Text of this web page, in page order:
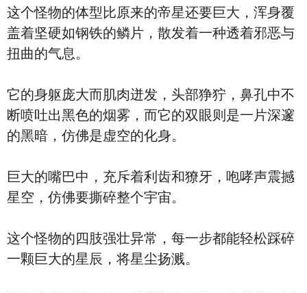
这个怪物的体型比原来的帝星还要巨大，浑身覆
盖着坚硬如钢铁的鳞片，散发着一种透着邪恶与
扭曲的气息。
它的身躯庞大而肌肉迸发，头部狰狞，鼻孔中不
断喷吐出黑色的烟雾，而它的双眼则是一片深邃
的黑暗，仿佛是虚空的化身。
巨大的嘴巴中，充斥着利齿和獠牙，咆哮声震撼
星空，仿佛要撕碎整个宇宙。
这个怪物的四肢强壮异常，每一步都能轻松踩碎
一颗巨大的星辰，将星尘扬溅。